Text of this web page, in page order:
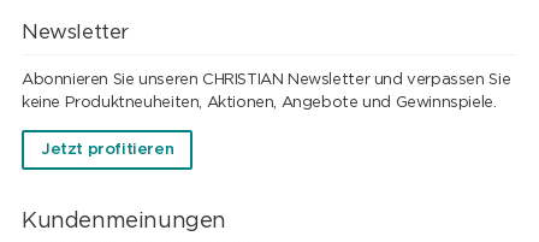
Newsletter
Abonnieren Sie unseren CHRISTIAN Newsletter und verpassen Sie
keine Produktneuheiten, Aktionen, Angebote und Gewinnspiele.
Jetzt profitieren
Kundenmeinungen